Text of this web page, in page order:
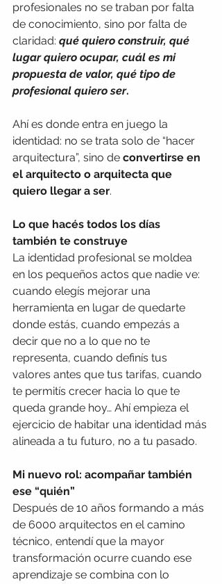
profesionales no se traban por falta
de conocimiento, sino por falta de
claridad: qué quiero construir, qué
lugar quiero ocupar, cuál es mi
propuesta de valor, qué tipo de
profesional quiero ser.
Ahí es donde entra en juego la
identidad: no se trata solo de “hacer
arquitectura”, sino de convertirse en
el arquitecto o arquitecta que
quiero llegar a ser.
Lo que hacés todos los días
también te construye
La identidad profesional se moldea
en los pequeños actos que nadie ve:
cuando elegís mejorar una
herramienta en lugar de quedarte
donde estás, cuando empezás a
decir que no a lo que no te
representa, cuando definís tus
valores antes que tus tarifas, cuando
te permitís crecer hacia lo que te
queda grande hoy… Ahí empieza el
ejercicio de habitar una identidad más
alineada a tu futuro, no a tu pasado.
Mi nuevo rol: acompañar también
ese “quién”
Después de 10 años formando a más
de 6000 arquitectos en el camino
técnico, entendí que la mayor
transformación ocurre cuando ese
aprendizaje se combina con lo